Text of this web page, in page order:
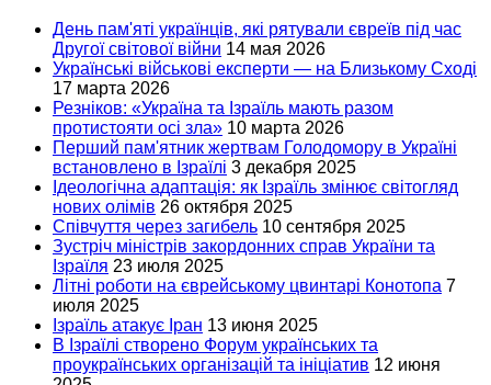
День пам'яті українців, які рятували євреїв під час
Другої світової війни 14 мая 2026
Українські військові експерти — на Близькому Сході
17 марта 2026
Резніков: «Україна та Ізраїль мають разом
протистояти осі зла» 10 марта 2026
Перший пам'ятник жертвам Голодомору в Україні
встановлено в Ізраїлі 3 декабря 2025
Ідеологічна адаптація: як Ізраїль змінює світогляд
нових олімів 26 октября 2025
Співчуття через загибель 10 сентября 2025
Зустріч міністрів закордонних справ України та
Ізраїля 23 июля 2025
Літні роботи на єврейському цвинтарі Конотопа 7
июля 2025
Ізраїль атакує Іран 13 июня 2025
В Ізраїлі створено Форум українських та
проукраїнських організацій та ініціатив 12 июня